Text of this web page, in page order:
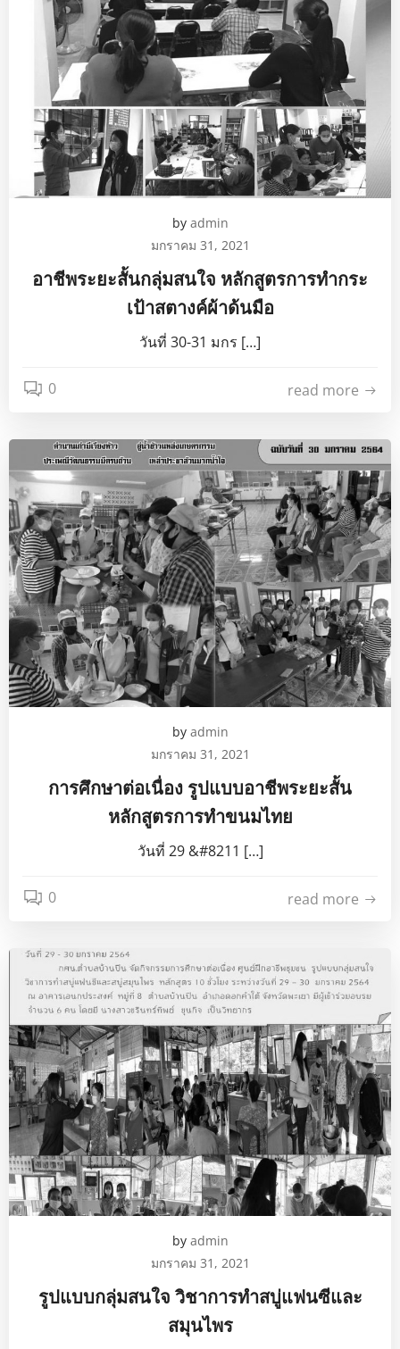
by admin
มกราคม 31, 2021
อาชีพระยะสั้นกลุ่มสนใจ หลักสูตรการทำกระ
เป้าสตางค์ผ้าด้นมือ
วันที่ 30-31 มกร […]
0 read more
by admin
มกราคม 31, 2021
การศึกษาต่อเนื่อง รูปแบบอาชีพระยะสั้น
หลักสูตรการทำขนมไทย
วันที่ 29 &#8211 […]
0 read more
by admin
มกราคม 31, 2021
รูปแบบกลุ่มสนใจ วิชาการทำสบู่แฟนซีและ
สมุนไพร